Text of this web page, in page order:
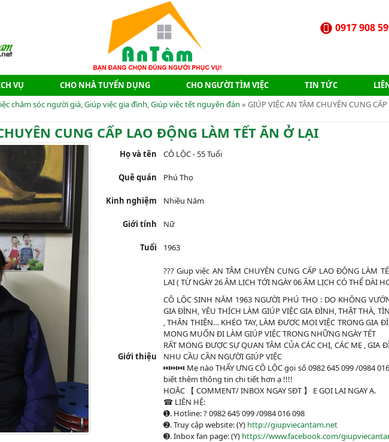
0917 908
VỤ CHO NHÀ TUYỂN DỤNG CHO NGƯỜI TÌM VIỆC TIN TỨC
chăm sóc người già,Giúp việc gia đình,Giúp việc tết nguyên đán » GIÚP VIỆC AN TÂM CHUYÊN CUNG
CUNG CẤP LAO ĐỘNG LÀM TẾT ĂN Ở LẠI
Họ và tên CÔ LỘC - 55 Tuổi
Quê quán Phú Thọ
Kinh nghiệm Nhiều Năm
Giới tính Nữ
Tuổi 1963
Giới thiệu
??? Giup việc AN TÂM CHUYÊN CUNG CẤP LAO ĐỘNG LÀM
LẠI ( TỪ NGÀY 26 ÂM LỊCH TỚI NGÀY 06 ÂM LỊCH CÓ THỂ DÀI
CÔ LỘC SINH NĂM 1963 NGƯỜI PHÚ THỌ : DO KHÔNG
GIA ĐÌNH, YÊU THÍCH LÀM GIÚP VIỆC GIA ĐÌNH, THẬT THÀ,
, THÂN THIỆN… KHÉO TAY, LÀM ĐƯỢC MỌI VIỆC TRONG GIA
MONG MUỐN ĐI LÀM GIÚP VIỆC TRONG NHỮNG NGÀY TẾT
RẤT MONG ĐƯỢC SỰ QUAN TÂM CỦA CÁC CHỊ, CÁC MẸ , GIA
NHU CẦU CẦN NGƯỜI GIÚP VIỆC
⏭⏭⏭ Mẹ nàoTHẤY ƯNG CÔ LỘC gọi số 0982 645 099 /0984
biết thêm thông tin chi tiết hơn ạ !!!!
HOẶC 【 COMMENT/ INBOX NGAY SĐT 】 E GỌI LẠI NGAY Ạ.
☎ LIÊN HỆ:
➊. Hotline:?0982 645 099 /0984 016 098
➋. Truy cập website:(Y) http://giupviecantam.net
➌. Inbox fan page:(Y) https://www.facebook.com/